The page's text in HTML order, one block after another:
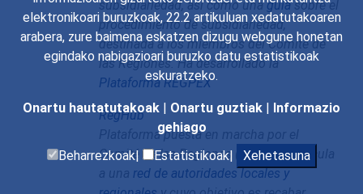
elektronikoari buruzkoak, 22.2 artikuluan xedatutakoaren
arabera, zure baimena eskatzen dizugu webgune honetan
egindako nabigazioari buruzko datu estatistikoak
eskuratzeko.
Onartu hautatutakoak | Onartu guztiak | Informazio
gehiago
Beharrezkoak|
Estatistikoak| Xehetasuna
subsidiariedad, así como unaguíasobre el
procedimiento de subsidiariedad,
destinada a los miembros del Comité de
las Regiones. Ha desarrollado la
Plataforma REGPEX
RegHub
Plataforma puesta en marcha por el
Comité de las Regiones (CdR) que vincula
a una red de autoridades locales y